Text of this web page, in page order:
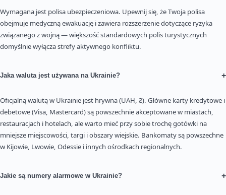
Wymagana jest polisa ubezpieczeniowa. Upewnij się, że Twoja polisa
obejmuje medyczną ewakuację i zawiera rozszerzenie dotyczące ryzyka
związanego z wojną — większość standardowych polis turystycznych
domyślnie wyłącza strefy aktywnego konfliktu.
Jaka waluta jest używana na Ukrainie? +
Oficjalną walutą w Ukrainie jest hrywna (UAH, ₴). Główne karty kredytowe i
debetowe (Visa, Mastercard) są powszechnie akceptowane w miastach,
restauracjach i hotelach, ale warto mieć przy sobie trochę gotówki na
mniejsze miejscowości, targi i obszary wiejskie. Bankomaty są powszechne
w Kijowie, Lwowie, Odessie i innych ośrodkach regionalnych.
Jakie są numery alarmowe w Ukrainie? +